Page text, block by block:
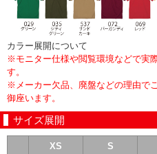
カラー展開について
※モニター仕様や閲覧環境などで実
す。
※メーカー欠品、廃盤などの理由で
御座います。
サイズ展開
XS S